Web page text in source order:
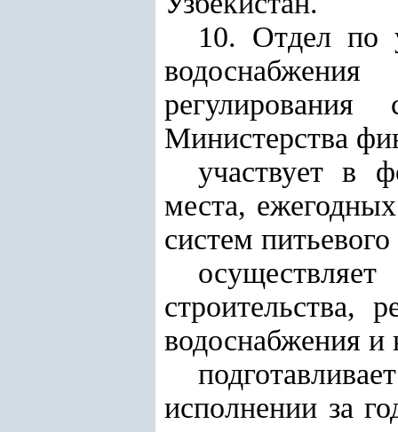
10. Отдел по
Министерства
участвует в
места,
систем
строительства,
водоснабжения и
исполнении за